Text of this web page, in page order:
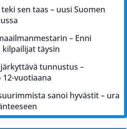
sen taas – uusi Suomen
– Enni
täysin
tunnustus –
vuotiaana
sanoi hyvästit – ura